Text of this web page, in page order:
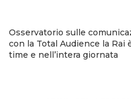
Osservatorio sulle
con la Total Audience la
time e nell’intera giornata